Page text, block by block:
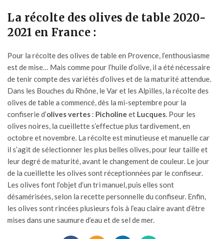
La récolte des olives de table 2020-
2021 en France :
Pour la récolte des olives de table en Provence, l’enthousiasme
est de mise… Mais comme pour l’huile d’olive, il a été nécessaire
de tenir compte des variétés d’olives et de la maturité attendue.
Dans les Bouches du Rhône, le Var et les Alpilles, la récolte des
olives de table a commencé, dès la mi-septembre pour la
confiserie d’olives vertes : Picholine et Lucques. Pour les
olives noires, la cueillette s’effectue plus tardivement, en
octobre et novembre. La récolte est minutieuse et manuelle car
il s’agit de sélectionner les plus belles olives, pour leur taille et
leur degré de maturité, avant le changement de couleur. Le jour
de la cueillette les olives sont réceptionnées par le confiseur.
Les olives font l’objet d’un tri manuel, puis elles sont
désamérisées, selon la recette personnelle du confiseur. Enfin,
les olives sont rincées plusieurs fois à l’eau claire avant d’être
mises dans une saumure d’eau et de sel de mer.